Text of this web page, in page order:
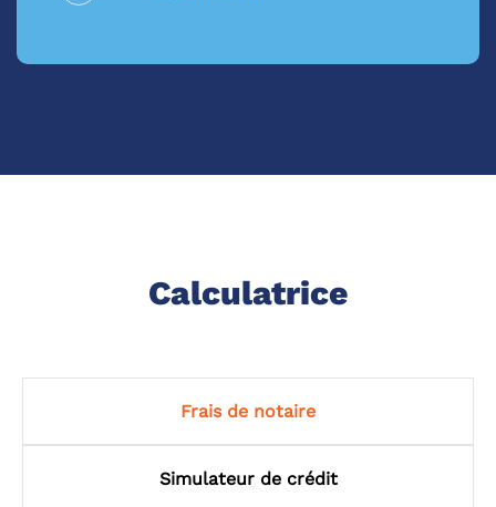
Calculatrice
Frais de notaire
Simulateur de crédit